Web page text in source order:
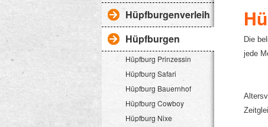
Hüpfburgenverleih OHZ
Hüpfburgen
Hüpfburg Prinzessin
Hüpfburg Safari
Hüpfburg Bauernhof
Hüpfburg Cowboy
Hüpfburg Nixe
Die
jede